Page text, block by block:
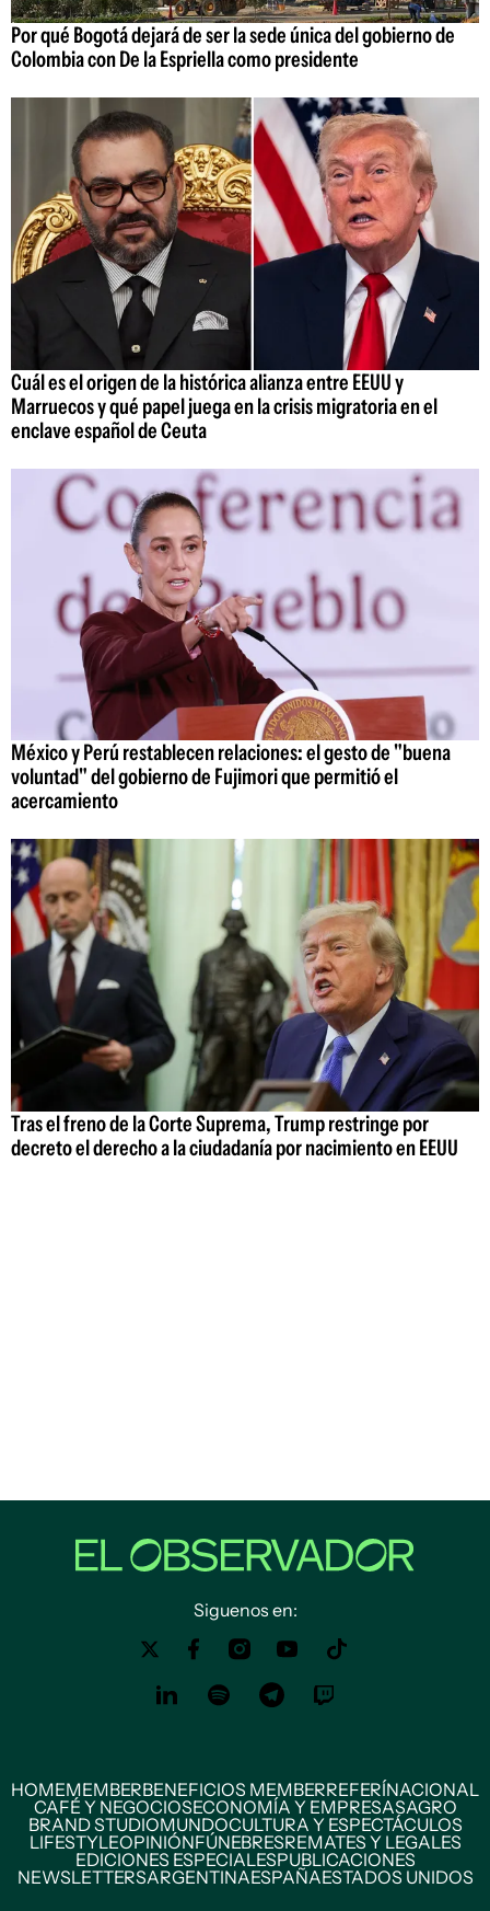
Por qué Bogotá dejará de ser la sede única del gobierno de
Colombia con De la Espriella como presidente
Cuál es el origen de la histórica alianza entre EEUU y
Marruecos y qué papel juega en la crisis migratoria en el
enclave español de Ceuta
México y Perú restablecen relaciones: el gesto de "buena
voluntad" del gobierno de Fujimori que permitió el
acercamiento
Tras el freno de la Corte Suprema, Trump restringe por
decreto el derecho a la ciudadanía por nacimiento en EEUU
Siguenos en:
HOMEMEMBERBENEFICIOS MEMBERREFERÍNACIONAL
CAFÉ Y NEGOCIOSECONOMÍA Y EMPRESASAGRO
BRAND STUDIOMUNDOCULTURA Y ESPECTÁCULOS
LIFESTYLEOPINIÓNFÚNEBRESREMATES Y LEGALES
EDICIONES ESPECIALESPUBLICACIONES
NEWSLETTERSARGENTINAESPAÑAESTADOS UNIDOS